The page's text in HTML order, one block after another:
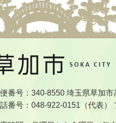
番号：340-8550 埼玉県草加
番号：048-922-0151（代表）